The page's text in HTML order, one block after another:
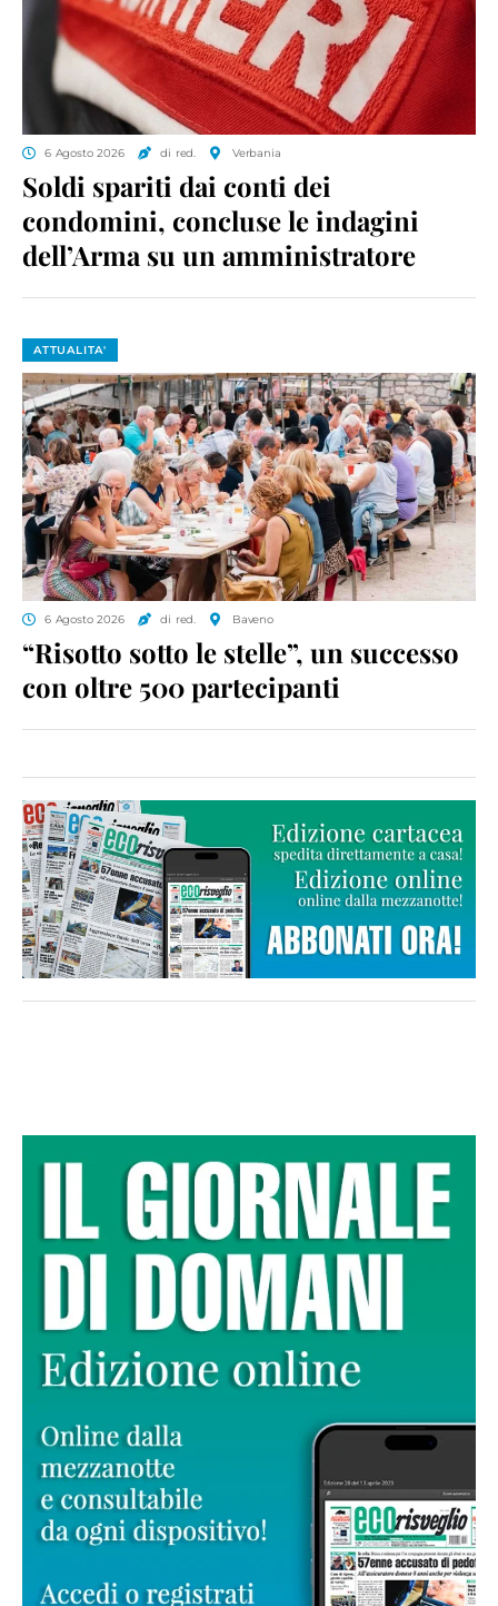
6 Agosto 2026 di red. Verbania
Soldi spariti dai conti dei
condomini, concluse le indagini
dell’Arma su un amministratore
ATTUALITA'
6 Agosto 2026 di red. Baveno
“Risotto sotto le stelle”, un successo
con oltre 500 partecipanti